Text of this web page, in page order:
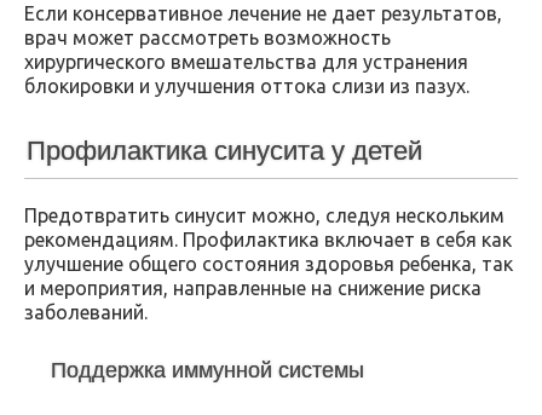
Если консервативное лечение не дает результатов,
врач может рассмотреть возможность
хирургического вмешательства для устранения
блокировки и улучшения оттока слизи из пазух.
Профилактика синусита у детей
Предотвратить синусит можно, следуя нескольким
рекомендациям. Профилактика включает в себя как
улучшение общего состояния здоровья ребенка, так
и мероприятия, направленные на снижение риска
заболеваний.
Поддержка иммунной системы